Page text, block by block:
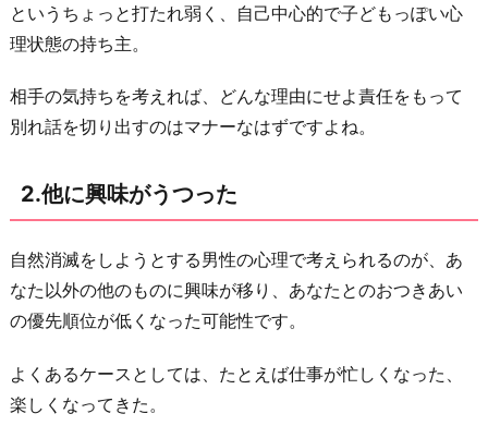
り
出
気
力
な
4.
ひ
と
倦
怠
というちょっと打たれ弱く、自己中心的で子どもっぽい心
理状態の持ち主。
相手の気持ちを考えれば、どんな理由にせよ責任をもって
別れ話を切り出すのはマナーなはずですよね。
2.他に興味がうつった
自然消滅をしようとする男性の心理で考えられるのが、あ
なた以外の他のものに興味が移り、あなたとのおつきあい
の優先順位が低くなった可能性です。
よくあるケースとしては、たとえば仕事が忙しくなった、
楽しくなってきた。